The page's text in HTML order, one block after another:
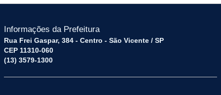
Informações da Prefeitura
Rua Frei Gaspar, 384 - Centro - São Vicente / SP
CEP 11310-060
(13) 3579-1300